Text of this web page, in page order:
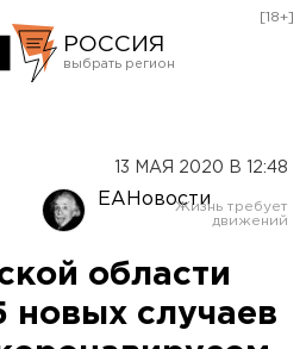
РОССИЯ
Оренбург
[18+]
13 МАЯ 2020 В 12:48
ЕАНовости
области
новых случаев